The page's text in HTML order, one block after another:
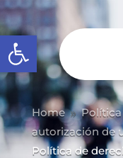
Abrir barra de
Home 9 Política
autorización de
Política de